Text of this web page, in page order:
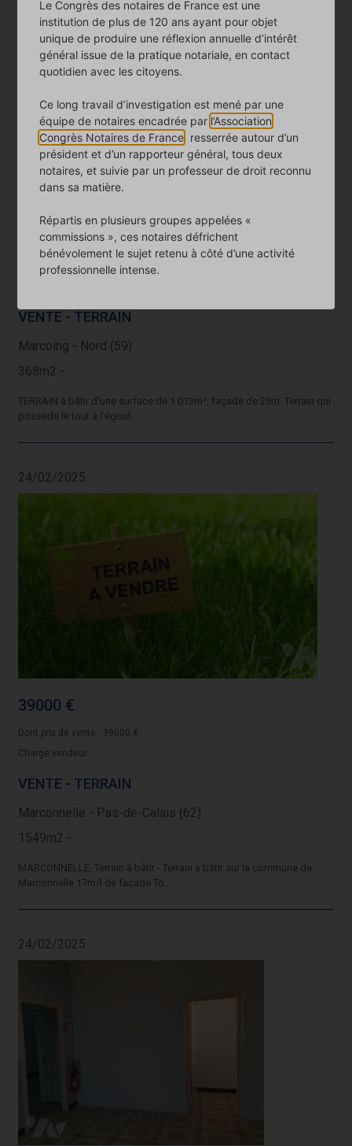
Lumbres - Pas-de-Calais (62)
136m2 -
professionnel d'environ 130m² (ancien traiteur) Il se compose de
cuisine, bureau, chambres froides, Wc. Menuiserie Pvc double...
24/02/2025
61800 €
Dont prix de vente : 57000 €
Dont HN* : 4800 € (8.4%)
VENTE - TERRAIN
Marcoing - Nord (59)
368m2 -
TERRAIN à bâtir d'une surface de 1 013m², façade de 25m. Terrain qui
possède le tout à l'égout.
24/02/2025
39000 €
Dont prix de vente : 39000 €
Charge vendeur
VENTE - TERRAIN
Marconnelle - Pas-de-Calais (62)
1549m2 -
MARCONNELLE, Terrain â bâtir - Terrain à bâtir sur la commune de
Marconnelle 17m/l de façade To...
24/02/2025
Le Congrès des notaires de France est une
institution de plus de 120 ans ayant pour objet
unique de produire une réflexion annuelle d’intérêt
général issue de la pratique notariale, en contact
quotidien avec les citoyens.
Ce long travail d’investigation est mené par une
équipe de notaires encadrée par l’Association
Congrès Notaires de France , resserrée autour d’un
président et d’un rapporteur général, tous deux
notaires, et suivie par un professeur de droit reconnu
dans sa matière.
Répartis en plusieurs groupes appelées «
commissions », ces notaires défrichent
bénévolement le sujet retenu à côté d’une activité
professionnelle intense.